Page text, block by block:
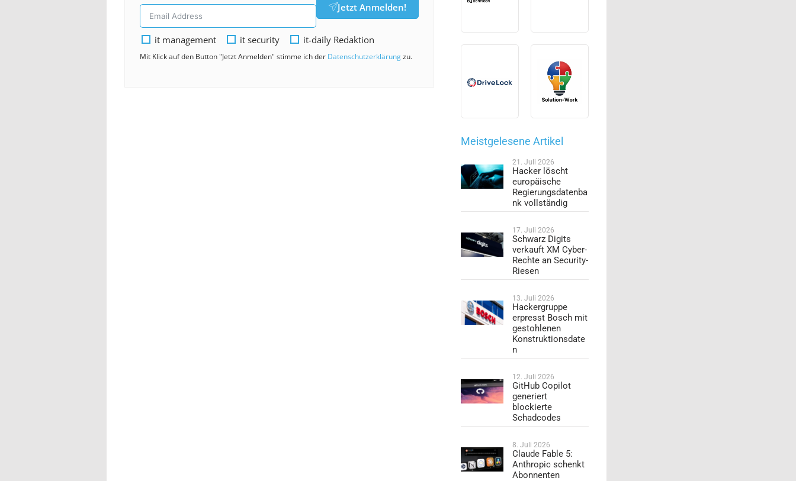
Jetzt Anmelden!
it management it security it-daily Redaktion
Mit Klick auf den Button "Jetzt Anmelden" stimme ich der Datenschutzerklärungzu.
Meistgelesene Artikel
21. Juli 2026
Hacker löscht
europäische
Regierungsdatenba
nk vollständig
17. Juli 2026
Schwarz Digits
verkauft XM Cyber-
Rechte an Security-
Riesen
13. Juli 2026
Hackergruppe
erpresst Bosch mit
gestohlenen
Konstruktionsdate
n
12. Juli 2026
GitHub Copilot
generiert
blockierte
Schadcodes
8. Juli 2026
Claude Fable 5:
Anthropic schenkt
Abonnenten